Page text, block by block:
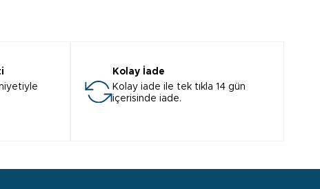
Kolay İade
Kolay iade ile tek tıkla 14 gün
içerisinde iade.